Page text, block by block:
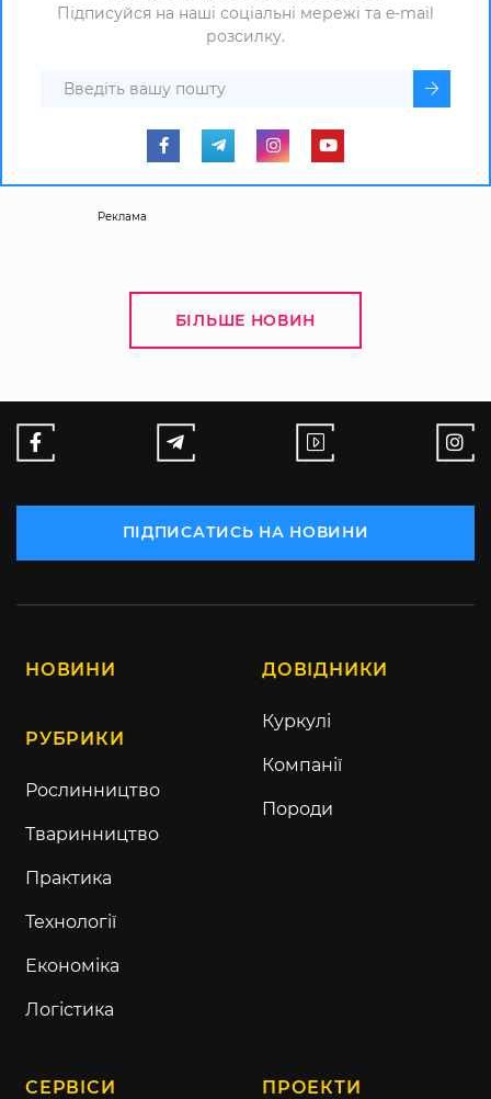
Підписуйся на наші соціальні мережі та e-mail
розсилку.
Реклама
БІЛЬШЕ НОВИН
ПІДПИСАТИСЬ НА НОВИНИ
НОВИНИ
РУБРИКИ
Рослинництво
Тваринництво
Практика
Технології
Економіка
Логістика
ДОВІДНИКИ
Куркулі
Компанії
Породи
СЕРВІСИ ПРОЕКТИ